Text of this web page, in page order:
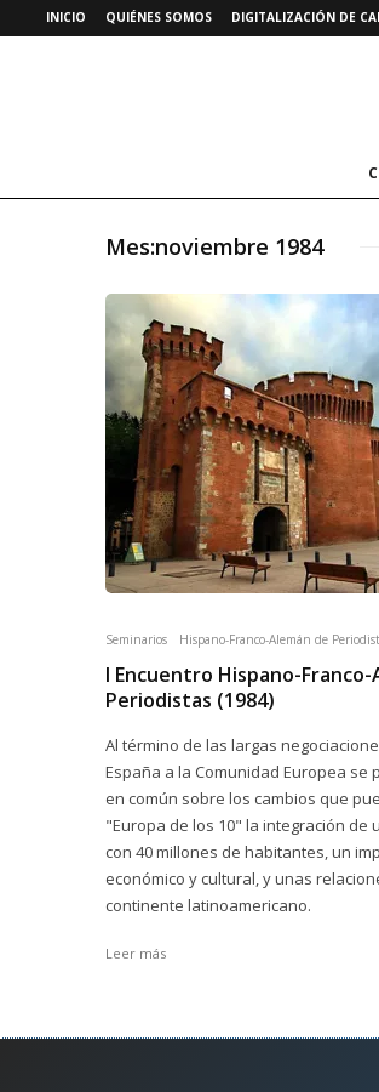
INICIO QUIÉNES SOMOS DIGITALIZACIÓN DE
Mes:noviembre 1984
Seminarios Hispano-Franco-Alemán de
I Encuentro Hispano-Franco-
Periodistas (1984)
Al término de las largas
España a la Comunidad Europea se
en común sobre los cambios que
"Europa de los 10" la integración de
con 40 millones de habitantes, un
económico y cultural, y unas
continente latinoamericano.
Leer más